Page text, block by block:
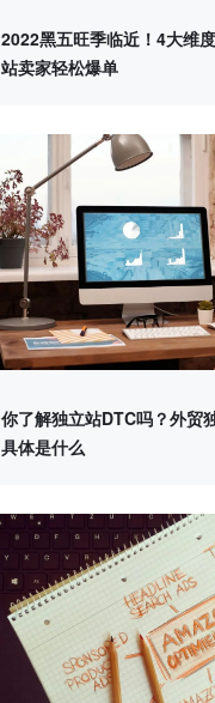
2022黑五旺季临近！4大维
站卖家轻松爆单
你了解独立站DTC吗？外贸
具体是什么